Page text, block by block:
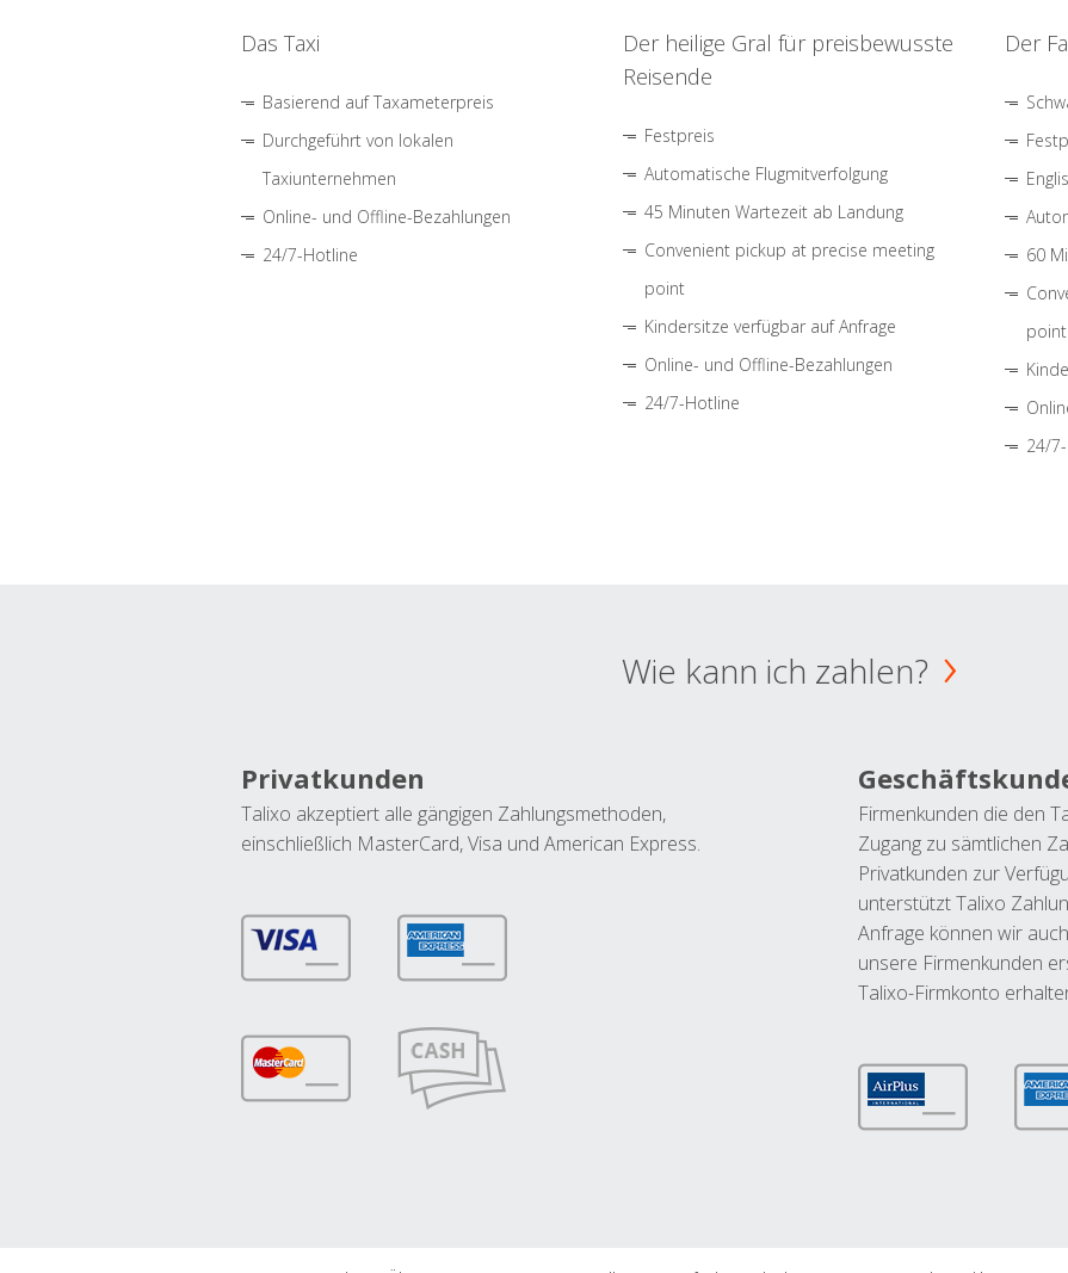
Das Taxi
Basierend auf Taxameterpreis
Durchgeführt von lokalen
Taxiunternehmen
Online- und Offline-Bezahlungen
24/7-Hotline
Der heilige Gral für preisbewusste
Reisende
Festpreis
Automatische Flugmitverfolgung
45 Minuten Wartezeit ab Landung
Convenient pickup at precise meeting
point
Kindersitze verfügbar auf Anfrage
Online- und Offline-Bezahlungen
24/7-Hotline
Der
60
point
24/
Wie kann ich zahlen?
Privatkunden
Talixo akzeptiert alle gängigen Zahlungsmethoden,
einschließlich MasterCard, Visa und American Express.
Firmenkunden die den
Zugang zu sämtlichen
Privatkunden zur
unterstützt Talixo
Anfrage können wir
unsere Firmenkunden
Talixo-Firmkonto